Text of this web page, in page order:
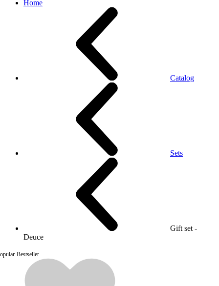
Home
Catalog
Sets
Gift set -
Deuce
Bestseller